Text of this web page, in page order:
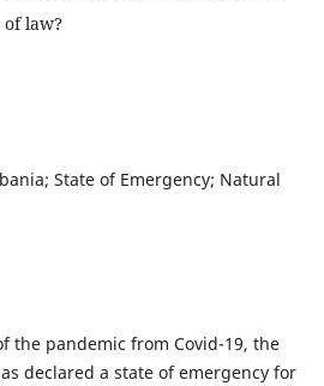
law?
State of Emergency; Natural
the pandemic from Covid-19, the
declared a state of emergency for